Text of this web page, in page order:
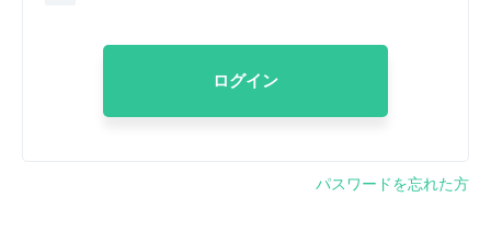
ログイン
パスワードを忘れた方